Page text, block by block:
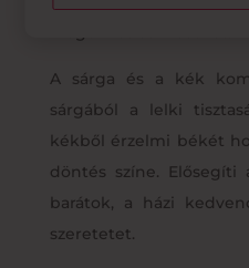
A sárga és a kék
sárgából a lelki
kékből érzelmi békét
döntés színe. Elősegíti
barátok, a házi
szeretetet.